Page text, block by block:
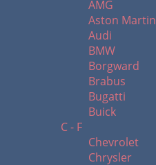
AMG
Aston Martin
Audi
BMW
Borgward
Brabus
Bugatti
Buick
C - F
Chevrolet
Chrysler